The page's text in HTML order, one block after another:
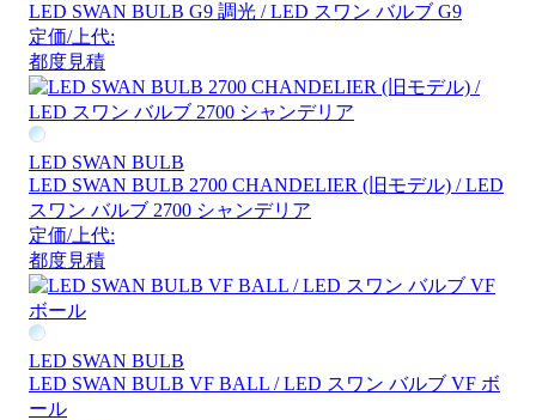
LED SWAN BULB G9 調光 / LED スワン バルブ G9
定価/上代:
都度見積
LED SWAN BULB
LED SWAN BULB 2700 CHANDELIER (旧モデル) / LED
スワン バルブ 2700 シャンデリア
定価/上代:
都度見積
LED SWAN BULB
LED SWAN BULB VF BALL / LED スワン バルブ VF ボ
ール